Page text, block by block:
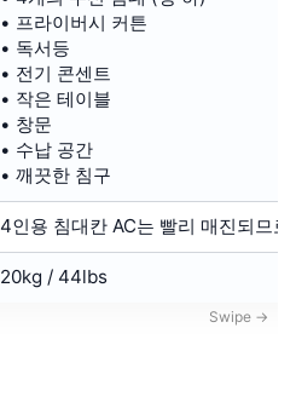
• 프라이버시 커튼
• 독서등
• 전기 콘센트
• 작은 테이블
• 창문
• 수납 공간
• 깨끗한 침구
4인용 침대칸 AC는 빨리 매진되므
20kg / 44lbs